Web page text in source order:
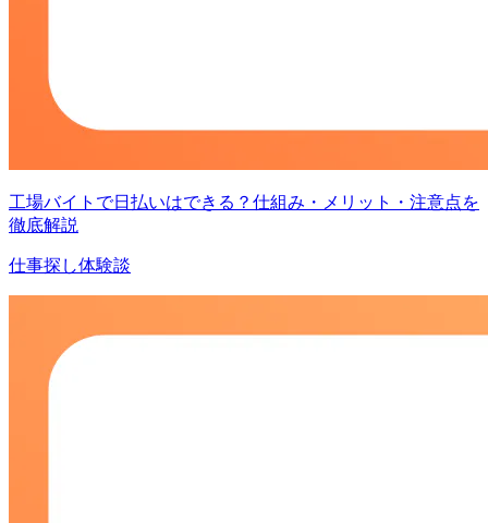
工場バイトで日払いはできる？仕組み・メリット・注意点を
徹底解説
仕事探し体験談